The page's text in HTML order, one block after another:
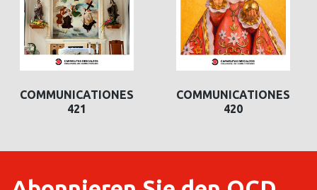
COMMUNICATIONES
421
COMMUNICATIONES
420